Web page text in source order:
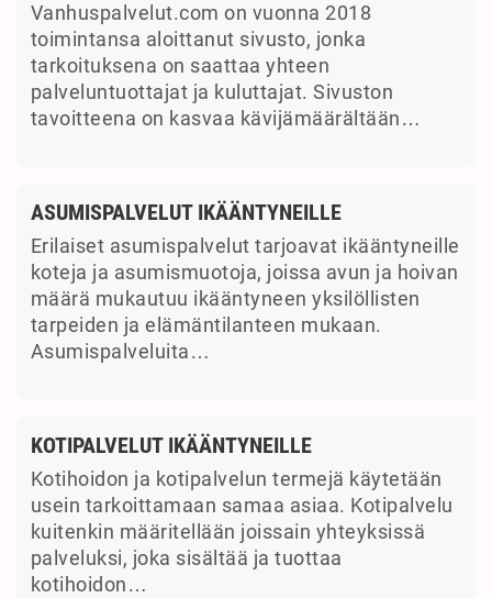
Vanhuspalvelut.com on vuonna 2018
toimintansa aloittanut sivusto, jonka
tarkoituksena on saattaa yhteen
palveluntuottajat ja kuluttajat. Sivuston
tavoitteena on kasvaa kävijämäärältään…
ASUMISPALVELUT IKÄÄNTYNEILLE
Erilaiset asumispalvelut tarjoavat ikääntyneille
koteja ja asumismuotoja, joissa avun ja hoivan
määrä mukautuu ikääntyneen yksilöllisten
tarpeiden ja elämäntilanteen mukaan.
Asumispalveluita…
KOTIPALVELUT IKÄÄNTYNEILLE
Kotihoidon ja kotipalvelun termejä käytetään
usein tarkoittamaan samaa asiaa. Kotipalvelu
kuitenkin määritellään joissain yhteyksissä
palveluksi, joka sisältää ja tuottaa
kotihoidon…